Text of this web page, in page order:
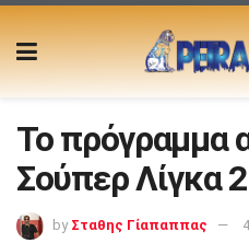
Το πρόγραμμα
Σούπερ Λίγκα 2
by Σταθης Γίαπαππας